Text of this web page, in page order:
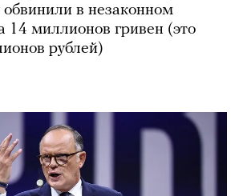
в незаконном
14 миллионов гривен (это
рублей)